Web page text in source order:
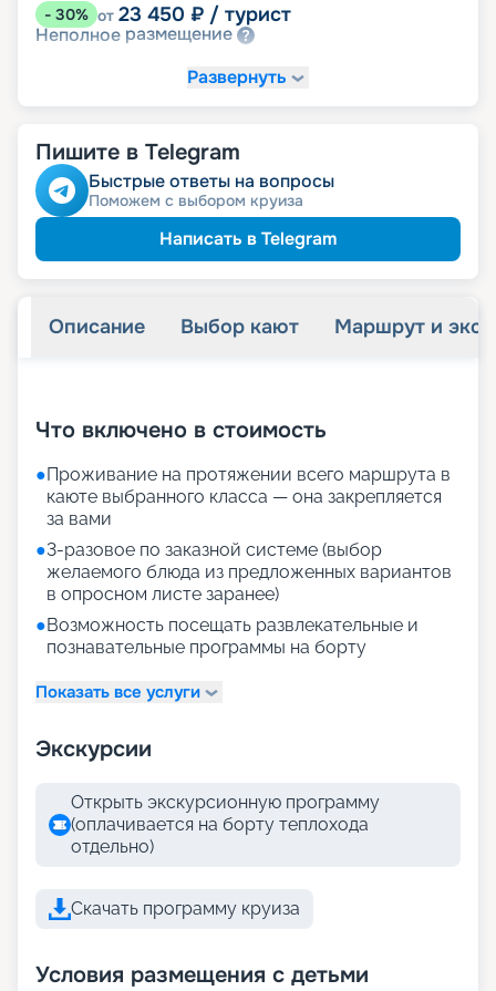
- 30% от 23 450 ₽ / турист
Неполное размещение
Развернуть
Пишите в Telegram
Быстрые ответы на вопросы
Поможем с выбором круиза
Написать в Telegram
Описание Выбор кают Маршрут и
Что включено в стоимость
●Проживание на протяжении всего маршрута в
каюте выбранного класса — она закрепляется
за вами
●3-разовое по заказной системе (выбор
желаемого блюда из предложенных вариантов
в опросном листе заранее)
●Возможность посещать развлекательные и
познавательные программы на борту
Показать все услуги
Экскурсии
Открыть экскурсионную программу
(оплачивается на борту теплохода
отдельно)
Скачать программу круиза
Условия размещения с детьми